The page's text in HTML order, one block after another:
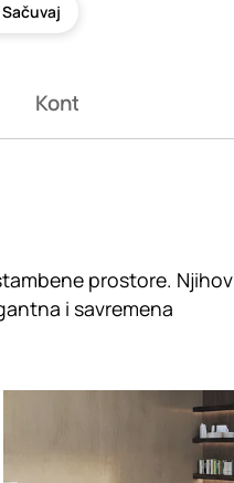
Sačuvaj
Kontakt
prostore. Njihov
i savremena